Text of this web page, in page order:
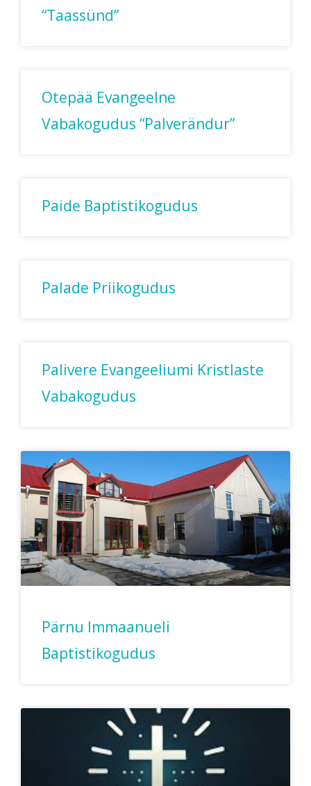
“Taassünd”
Otepää Evangeelne
Vabakogudus “Palverändur”
Paide Baptistikogudus
Palade Priikogudus
Palivere Evangeeliumi Kristlaste
Vabakogudus
Pärnu Immaanueli
Baptistikogudus